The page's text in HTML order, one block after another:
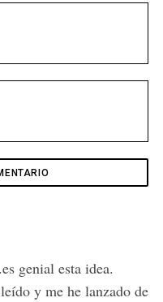
genial esta idea.
y me he lanzado de